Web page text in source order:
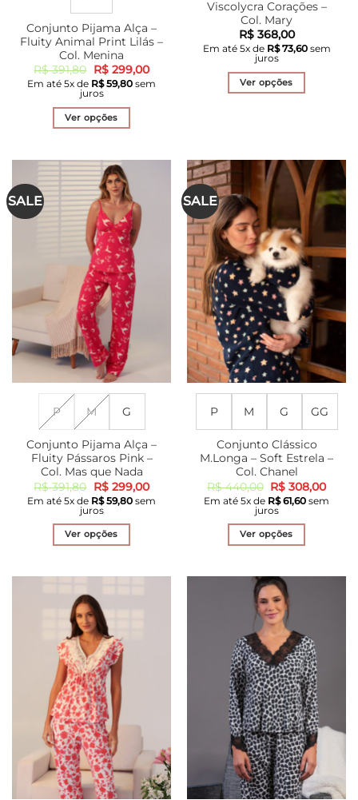
Conjunto Pijama Alça –
Fluity Animal Print Lilás –
Col. Menina
R$391,80 O
preço
original
era:
R$ 391,80.
R$299,00O
preço
atual
Em até 5x de R$59,80 sem
juros
Ver opções
tem
várias
variantes.
As
opções
podem
ser
escolhidas
na
página
do
produto
Viscolycra Corações –
Col. Mary
R$368,00
Em até 5x de R$73,60sem
juros
Ver opções
variantes.
As
opções
podem
ser
escolhidas
na
página
do
produto
SALE
P M G
Conjunto Pijama Alça –
Fluity Pássaros Pink –
Col. Mas que Nada
R$391,80 O
preço
original
era:
R$ 391,80.
R$299,00O
preço
atual
Em até 5x de R$59,80 sem
juros
Ver opções
várias
variantes.
As
opções
podem
ser
escolhidas
na
página
do
produto
SALE
P M G GG
Conjunto Clássico
M.Longa – Soft Estrela –
Col. Chanel
R$440,00 O
preço
original
era:
R$ 440,00.
R$ 308,00O
preço
atual
Em até 5x de R$61,60 sem
juros
Ver opções
tem
várias
variantes.
As
opções
podem
ser
escolhidas
na
página
do
produto